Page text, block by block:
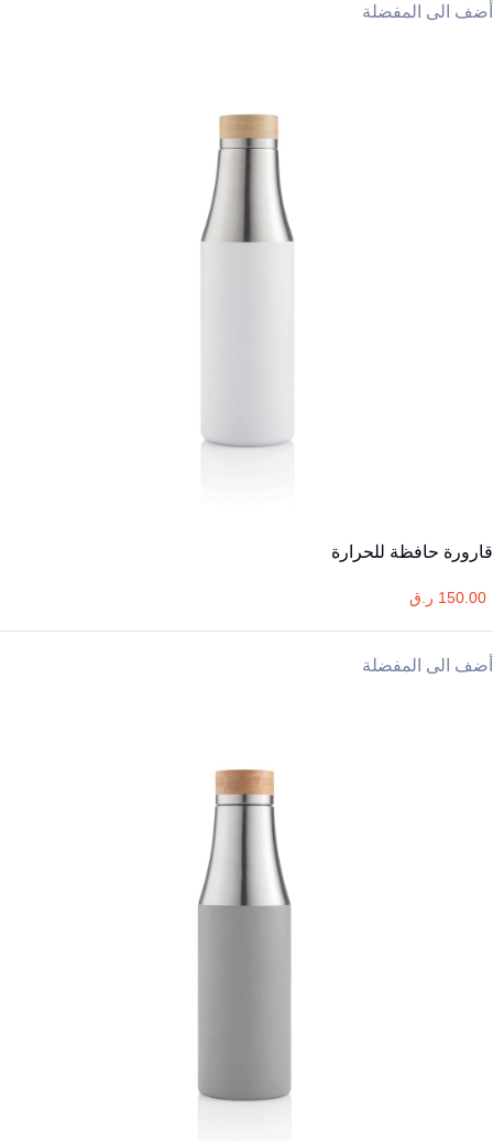
أضف الى المفضلة
قارورة حافظة للحرارة
150.00 ر.ق
أضف الى المفضلة